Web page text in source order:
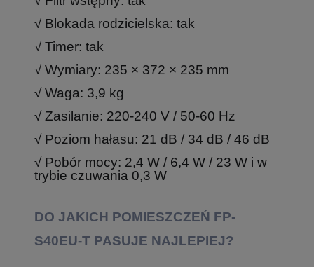
√ Blokada rodzicielska: tak
√ Timer: tak
√ Wymiary: 235 × 372 × 235 mm
√ Waga: 3,9 kg
√ Zasilanie: 220-240 V / 50-60 Hz
√ Poziom hałasu: 21 dB / 34 dB / 46 dB
√ Pobór mocy: 2,4 W / 6,4 W / 23 W i w
trybie czuwania 0,3 W
DO JAKICH POMIESZCZEŃ FP-
S40EU-T PASUJE NAJLEPIEJ?